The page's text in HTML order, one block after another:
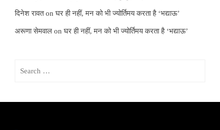
दिनेश रावतonघर ही नहीं, मन को भी ज्योर्तिमय करता है ‘भद्याऊ’
अरूणा सेमवाल onघर ही नहीं, मन को भी ज्योर्तिमय करता है ‘भद्याऊ’